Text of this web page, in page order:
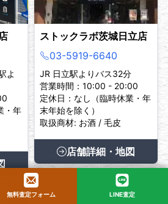
よ
・年
ストックラボ茨城日立店
03-5919-6640
JR 日立駅よりバス32分
営業時間：10:00 - 20:00
定休日：なし（臨時休業・年
末年始を除く）
取扱商材: お酒 / 毛皮
店舗詳細・地図
無料査定フォーム LINE査定